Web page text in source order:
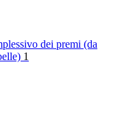
dei premi (da
1